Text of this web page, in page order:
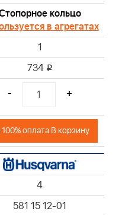
кольцо
в агрегатах
1
734 i
- +
оплата В корзину
4
581 15 12-01